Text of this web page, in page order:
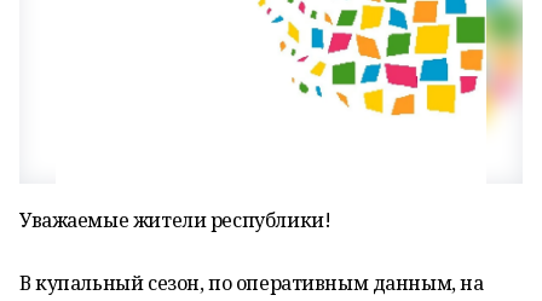
Уважаемые жители республики!
В купальный сезон, по оперативным данным, на